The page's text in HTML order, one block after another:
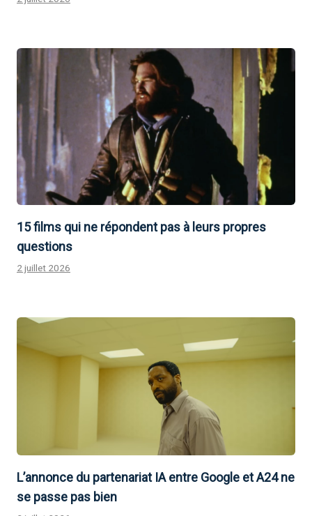
15 films qui ne répondent pas à leurs propres
questions
2 juillet 2026
L’annonce du partenariat IA entre Google et A24 ne
se passe pas bien